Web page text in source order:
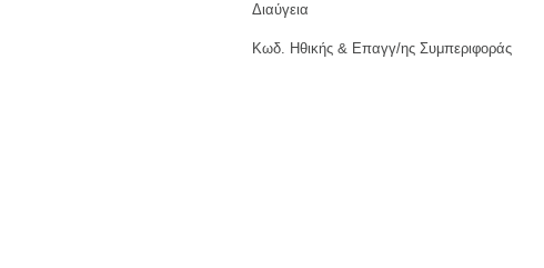
Διαύγεια
Κωδ. Ηθικής & Επαγγ/ης Συμπεριφοράς